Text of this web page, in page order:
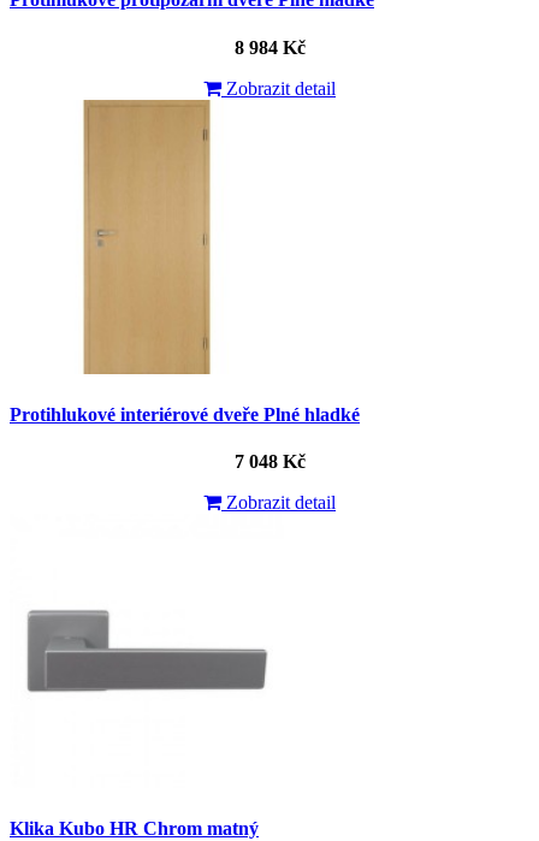
8 984 Kč
Zobrazit detail
Protihlukové interiérové dveře Plné hladké
7 048 Kč
Zobrazit detail
Klika Kubo HR Chrom matný